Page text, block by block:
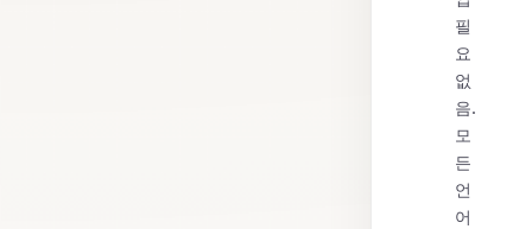
필
요
없
음.
모
든
언
어